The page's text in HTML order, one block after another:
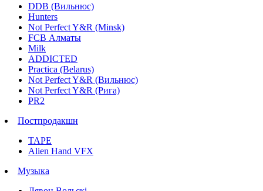
DDB (Вильнюс)
Hunters
Not Perfect Y&R (Minsk)
FCB Алматы
Milk
ADDICTED
Practica (Belarus)
Not Perfect Y&R (Вильнюс)
Not Perfect Y&R (Рига)
PR2
Постпродакшн
TAPE
Alien Hand VFX
Музыка